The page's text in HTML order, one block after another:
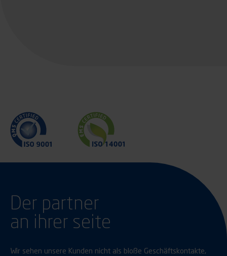
Der partner
an ihrer seite
Wir sehen unsere Kunden nicht als bloße Geschäftskontakte,